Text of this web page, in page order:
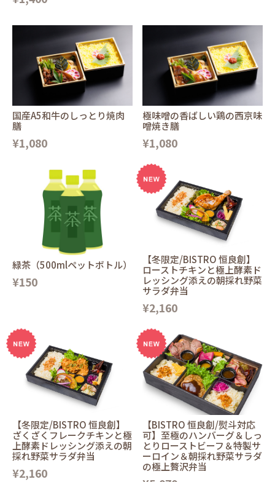
国産A5和牛のしっとり焼肉
膳
¥1,080
極味噌の香ばしい鶏の西京味
噌焼き膳
¥1,080
緑茶（500mlペットボトル）
¥150
【冬限定/BISTRO 恒良創】
ローストチキンと極上酵素ド
レッシング添えの朝採れ野菜
サラダ弁当
¥2,160
【冬限定/BISTRO 恒良創】
ざくざくフレークチキンと極
上酵素ドレッシング添えの朝
採れ野菜サラダ弁当
¥2,160
【BISTRO 恒良創/熨斗対応
可】至極のハンバーグ＆しっ
とりローストビーフ＆特製サ
ーロイン＆朝採れ野菜サラダ
の極上贅沢弁当